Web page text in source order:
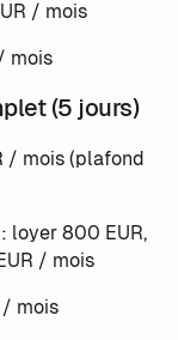
/ mois
mois
(5 jours)
/ mois (plafond
: loyer 800 EUR,
/ mois
/ mois